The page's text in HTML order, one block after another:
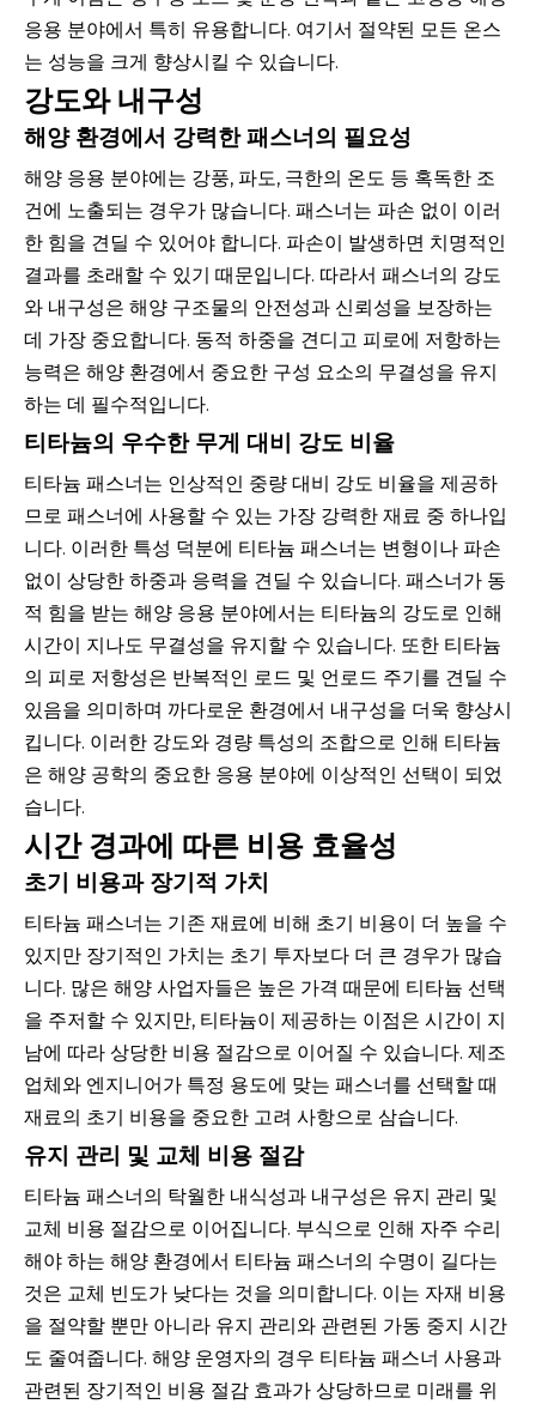
응용 분야에서 특히 유용합니다. 여기서 절약된 모든 온스
는 성능을 크게 향상시킬 수 있습니다.
강도와 내구성
해양 환경에서 강력한 패스너의 필요성
해양 응용 분야에는 강풍, 파도, 극한의 온도 등 혹독한 조
건에 노출되는 경우가 많습니다. 패스너는 파손 없이 이러
한 힘을 견딜 수 있어야 합니다. 파손이 발생하면 치명적인
결과를 초래할 수 있기 때문입니다. 따라서 패스너의 강도
와 내구성은 해양 구조물의 안전성과 신뢰성을 보장하는
데 가장 중요합니다. 동적 하중을 견디고 피로에 저항하는
능력은 해양 환경에서 중요한 구성 요소의 무결성을 유지
하는 데 필수적입니다.
티타늄의 우수한 무게 대비 강도 비율
티타늄 패스너는 인상적인 중량 대비 강도 비율을 제공하
므로 패스너에 사용할 수 있는 가장 강력한 재료 중 하나입
니다. 이러한 특성 덕분에 티타늄 패스너는 변형이나 파손
없이 상당한 하중과 응력을 견딜 수 있습니다. 패스너가 동
적 힘을 받는 해양 응용 분야에서는 티타늄의 강도로 인해
시간이 지나도 무결성을 유지할 수 있습니다. 또한 티타늄
의 피로 저항성은 반복적인 로드 및 언로드 주기를 견딜 수
있음을 의미하며 까다로운 환경에서 내구성을 더욱 향상시
킵니다. 이러한 강도와 경량 특성의 조합으로 인해 티타늄
은 해양 공학의 중요한 응용 분야에 이상적인 선택이 되었
습니다.
시간 경과에 따른 비용 효율성
초기 비용과 장기적 가치
티타늄 패스너는 기존 재료에 비해 초기 비용이 더 높을 수
있지만 장기적인 가치는 초기 투자보다 더 큰 경우가 많습
니다. 많은 해양 사업자들은 높은 가격 때문에 티타늄 선택
을 주저할 수 있지만, 티타늄이 제공하는 이점은 시간이 지
남에 따라 상당한 비용 절감으로 이어질 수 있습니다. 제조
업체와 엔지니어가 특정 용도에 맞는 패스너를 선택할 때
재료의 초기 비용을 중요한 고려 사항으로 삼습니다.
유지 관리 및 교체 비용 절감
티타늄 패스너의 탁월한 내식성과 내구성은 유지 관리 및
교체 비용 절감으로 이어집니다. 부식으로 인해 자주 수리
해야 하는 해양 환경에서 티타늄 패스너의 수명이 길다는
것은 교체 빈도가 낮다는 것을 의미합니다. 이는 자재 비용
을 절약할 뿐만 아니라 유지 관리와 관련된 가동 중지 시간
도 줄여줍니다. 해양 운영자의 경우 티타늄 패스너 사용과
관련된 장기적인 비용 절감 효과가 상당하므로 미래를 위